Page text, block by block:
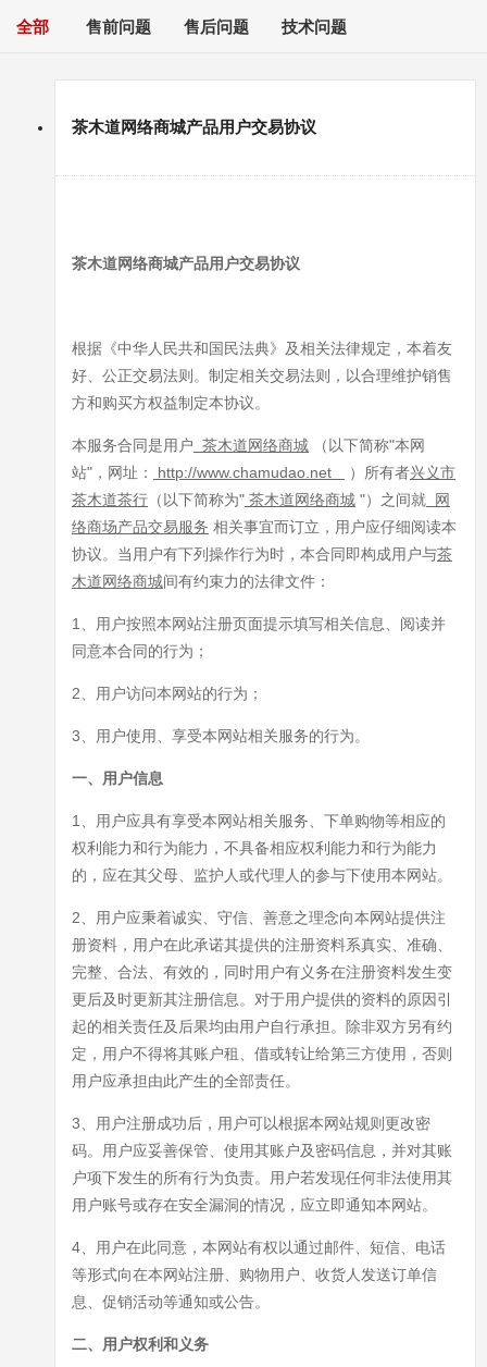
全部 售前问题 售后问题 技术问题
茶木道网络商城产品用户交易协议
茶木道网络商城产品用户交易协议
根据《中华人民共和国民法典》及相关法律规定，本着友
好、公正交易法则。制定相关交易法则，以合理维护销售
方和购买方权益制定本协议。
本服务合同是用户 茶木道网络商城 （以下简称"本网
站"，网址：
http://www.chamudao.net ）所有者兴义市
茶木道茶行 （以下简称为" 茶木道网络商城 "）之间就
网
络商场产品交易服务 相关事宜而订立，用户应仔细阅读本
协议。当用户有下列操作行为时，本合同即构成用户与茶
木道网络商城间有约束力的法律文件：
1、用户按照本网站注册页面提示填写相关信息、阅读并
同意本合同的行为；
2、用户访问本网站的行为；
3、用户使用、享受本网站相关服务的行为。
一、用户信息
1、用户应具有享受本网站相关服务、下单购物等相应的
权利能力和行为能力，不具备相应权利能力和行为能力
的，应在其父母、监护人或代理人的参与下使用本网站。
2、用户应秉着诚实、守信、善意之理念向本网站提供注
册资料，用户在此承诺其提供的注册资料系真实、准确、
完整、合法、有效的，同时用户有义务在注册资料发生变
更后及时更新其注册信息。对于用户提供的资料的原因引
起的相关责任及后果均由用户自行承担。除非双方另有约
定，用户不得将其账户租、借或转让给第三方使用，否则
用户应承担由此产生的全部责任。
3、用户注册成功后，用户可以根据本网站规则更改密
码。用户应妥善保管、使用其账户及密码信息，并对其账
户项下发生的所有行为负责。用户若发现任何非法使用其
用户账号或存在安全漏洞的情况，应立即通知本网站。
4、用户在此同意，本网站有权以通过邮件、短信、电话
等形式向在本网站注册、购物用户、收货人发送订单信
息、促销活动等通知或公告。
二、用户权利和义务